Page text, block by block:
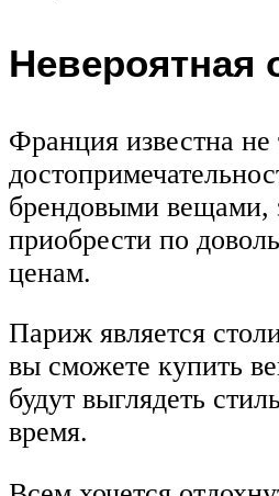
Невероятная
Франция известна не
брендовыми вещами,
приобрести по
ценам.
Париж является
вы сможете купить
будут выглядеть
время.